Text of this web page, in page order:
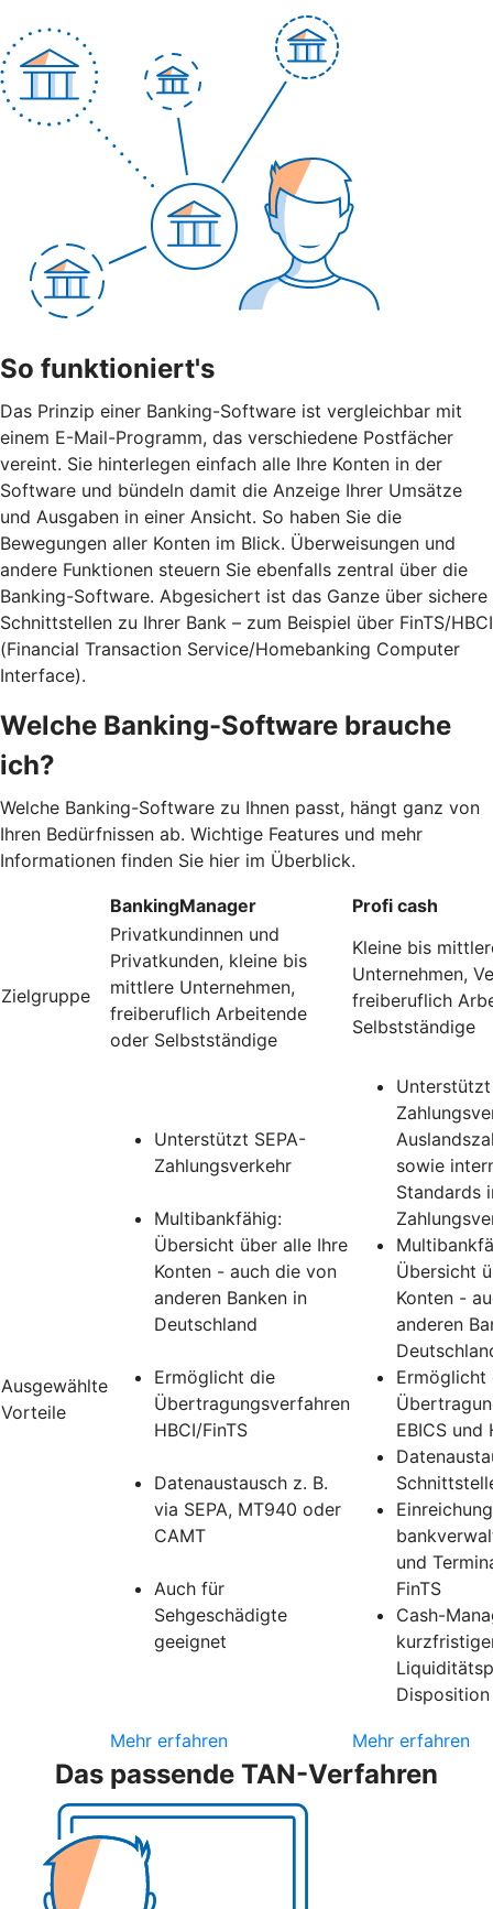
So funktioniert's
Das Prinzip einer Banking-Software ist vergleichbar mit
einem E-Mail-Programm, das verschiedene Postfächer
vereint. Sie hinterlegen einfach alle Ihre Konten in der
Software und bündeln damit die Anzeige Ihrer Umsätze
und Ausgaben in einer Ansicht. So haben Sie die
Bewegungen aller Konten im Blick. Überweisungen und
andere Funktionen steuern Sie ebenfalls zentral über die
Banking-Software. Abgesichert ist das Ganze über sichere
Schnittstellen zu Ihrer Bank – zum Beispiel über FinTS/HBCI
(Financial Transaction Service/Homebanking Computer
Interface).
Welche Banking-Software brauche
ich?
Welche Banking-Software zu Ihnen passt, hängt ganz von
Ihren Bedürfnissen ab. Wichtige Features und mehr
Informationen finden Sie hier im Überblick.
BankingManager Profi cash
Zielgruppe
Privatkundinnen und
Privatkunden, kleine bis
mittlere Unternehmen,
freiberuflich Arbeitende
oder Selbstständige
Kleine bis
Unternehmen,
freiberuflich
Selbstständige
Ausgewählte
Vorteile
Unterstützt SEPA-
Zahlungsverkehr
Multibankfähig:
Übersicht über alle Ihre
Konten - auch die von
anderen Banken in
Deutschland
Ermöglicht die
Übertragungsverfahren
HBCI/FinTS
Datenaustausch z. B.
via SEPA, MT940 oder
CAMT
Auch für
Sehgeschädigte
geeignet
Unterstützt
sowie
Standards
Übersicht
Konten -
anderen
Ermöglicht
EBICS und
und
FinTS
Cash-
Disposition
Mehr erfahren Mehr erfahren
Das passende TAN-Verfahren